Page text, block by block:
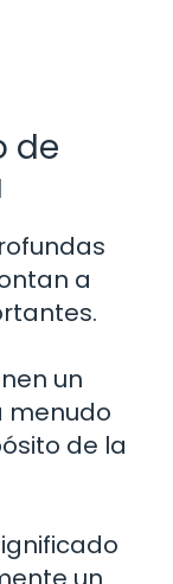
de
a
un
menudo
de la